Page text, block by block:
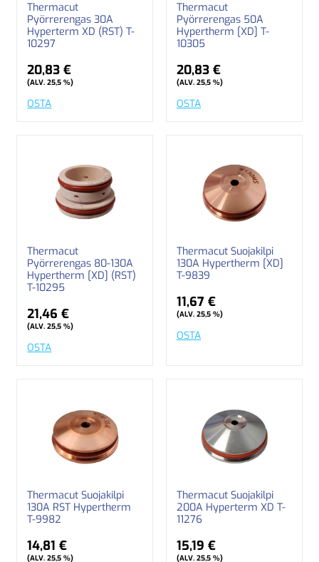
Thermacut
Pyörrerengas 30A
Hyperterm XD (RST) T-
10297
20,83 €
(ALV. 25,5 %)
OSTA
Thermacut
Pyörrerengas 50A
Hypertherm [XD] T-
10305
20,83 €
(ALV. 25,5 %)
OSTA
Thermacut
Pyörrerengas 80-130A
Hypertherm [XD] (RST)
T-10295
21,46 €
(ALV. 25,5 %)
OSTA
Thermacut Suojakilpi
130A Hypertherm [XD]
T-9839
11,67 €
(ALV. 25,5 %)
OSTA
Thermacut Suojakilpi
130A RST Hypertherm
T-9982
14,81 €
(ALV. 25,5 %)
Thermacut Suojakilpi
200A Hyperterm XD T-
11276
15,19 €
(ALV. 25,5 %)